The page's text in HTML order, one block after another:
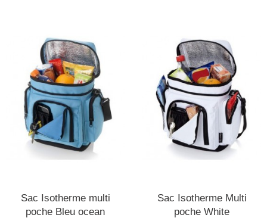
Sac Isotherme multi
poche Bleu ocean
Sac Isotherme Multi
poche White